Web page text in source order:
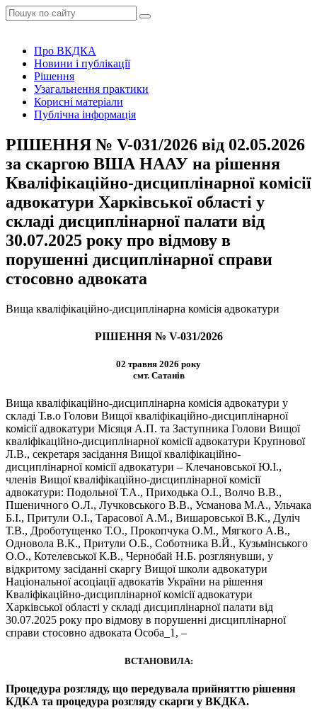
Про ВКДКА
Новини і публікації
Рішення
Узагальнення практики
Корисні матеріали
Публічна інформація
РІШЕННЯ № V-031/2026 від 02.05.2026
за скаргою ВША НААУ на рішення
Кваліфікаційно-дисциплінарної комісії
адвокатури Харківської області у
складі дисциплінарної палати від
30.07.2025 року про відмову в
порушенні дисциплінарної справи
стосовно адвоката
Вища кваліфікаційно-дисциплінарна комісія адвокатури
РІШЕННЯ № V-031/2026
02 травня 2026 року
смт. Сатанів
Вища кваліфікаційно-дисциплінарна комісія адвокатури у
складі Т.в.о Голови Вищої кваліфікаційно-дисциплінарної
комісії адвокатури Місяця А.П. та Заступника Голови Вищої
кваліфікаційно-дисциплінарної комісії адвокатури Крупнової
Л.В., секретаря засідання Вищої кваліфікаційно-
дисциплінарної комісії адвокатури – Клечановської Ю.І.,
членів Вищої кваліфікаційно-дисциплінарної комісії
адвокатури: Подольної Т.А., Приходька О.І., Волчо В.В.,
Пшеничного О.Л., Лучковського В.В., Усманова М.А., Ульчака
Б.І., Притули О.І., Тарасової А.М., Вишаровської В.К., Дуліч
Т.В., Дроботущенко Т.О., Прокопчука О.М., Мягкого А.В.,
Одновола В.К., Притули О.Б., Соботника В.Й., Кузьмінського
О.О., Котелевської К.В., Чернобай Н.Б. розглянувши, у
відкритому засіданні скаргу Вищої школи адвокатури
Національної асоціації адвокатів України на рішення
Кваліфікаційно-дисциплінарної комісії адвокатури
Харківської області у складі дисциплінарної палати від
30.07.2025 року про відмову в порушенні дисциплінарної
справи стосовно адвоката Особа_1, –
ВСТАНОВИЛА:
Процедура розгляду, що передувала прийняттю рішення
КДКА та процедура розгляду скарги у ВКДКА.